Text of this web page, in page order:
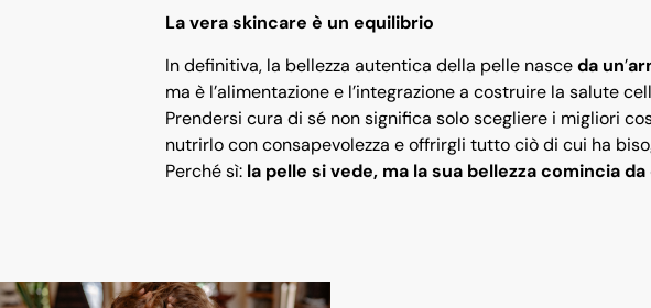
La vera skincare è un equilibrio
In definitiva, la bellezza autentica della pelle nasceda un’
ma è l’alimentazione e l’integrazione a costruire la salute
Prendersi cura di sé non significa solo scegliere i migliori
nutrirlo con consapevolezza e offrirgli tutto ciò di cui ha
Perché sì: la pelle si vede, ma la sua bellezza comincia